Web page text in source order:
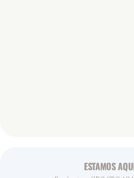
ESTAMOS